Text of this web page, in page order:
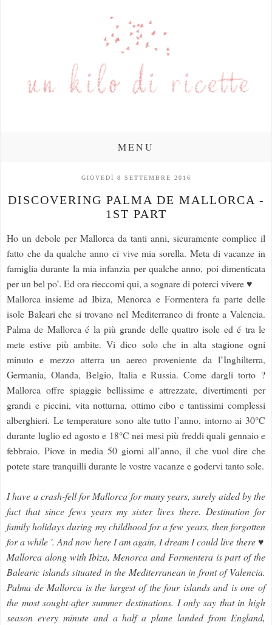
MENU
GIOVEDÌ 8 SETTEMBRE 2016
DISCOVERING PALMA DE MALLORCA -
1ST PART
Ho un debole per Mallorca da tanti anni, sicuramente complice il
fatto che da qualche anno ci vive mia sorella. Meta di vacanze in
famiglia durante la mia infanzia per qualche anno, poi dimenticata
per un bel po’. Ed ora rieccomi qui, a sognare di poterci vivere ♥
Mallorca insieme ad Ibiza, Menorca e Formentera fa parte delle
isole Baleari che si trovano nel Mediterraneo di fronte a Valencia.
Palma de Mallorca é la più grande delle quattro isole ed é tra le
mete estive più ambite. Vi dico solo che in alta stagione ogni
minuto e mezzo atterra un aereo proveniente da l’Inghilterra,
Germania, Olanda, Belgio, Italia e Russia. Come dargli torto ?
Mallorca offre spiaggie bellissime e attrezzate, divertimenti per
grandi e piccini, vita notturna, ottimo cibo e tantissimi complessi
alberghieri. Le temperature sono alte tutto l’anno, intorno ai 30°C
durante luglio ed agosto e 18°C nei mesi più freddi quali gennaio e
febbraio. Piove in media 50 giorni all’anno, il che vuol dire che
potete stare tranquilli durante le vostre vacanze e godervi tanto sole.
I have a crash-fell for Mallorca for many years, surely aided by the
fact that since fews years my sister lives there. Destination for
family holidays during my childhood for a few years, then forgotten
for a while '. And now here I am again, I dream I could live there ♥
Mallorca along with Ibiza, Menorca and Formentera is part of the
Balearic islands situated in the Mediterranean in front of Valencia.
Palma de Mallorca is the largest of the four islands and is one of
the most sought-after summer destinations. I only say that in high
season every minute and a half a plane landed from England,